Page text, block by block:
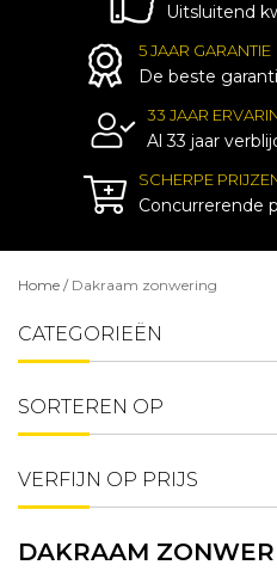
Uitsluitend
5 JAAR GARANTIE
De beste
33 JAAR
Al 33 jaar
SCHERPE
Concurrerende
Home / Dakraam zonwering
CATEGORIEËN
SORTEREN OP
VERFIJN OP PRIJS
DAKRAAM